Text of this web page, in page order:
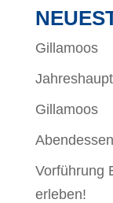
Gillamoos
Gillamoos
Vorführung
erleben!